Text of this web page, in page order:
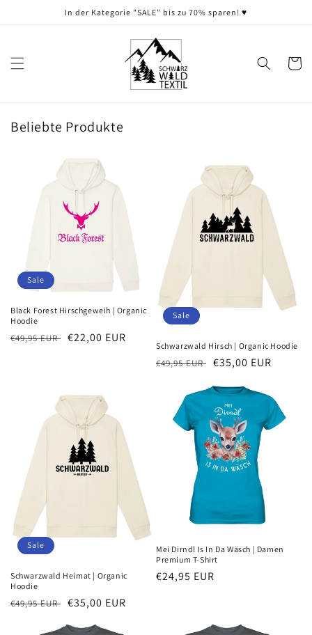
In der Kategorie "SALE" bis zu 70% sparen! ♥️
Beliebte Produkte
Sale
Black Forest Hirschgeweih | Organic
Hoodie
Normaler
€49,95 EUR Verkaufspreis
€22,00 EUR
Sale
Schwarzwald Hirsch | Organic Hoodie
Normaler
€49,95 EUR Verkaufspreis
€35,00 EUR
Sale
Schwarzwald Heimat | Organic
Hoodie
Normaler
€49,95 EUR Verkaufspreis
€35,00 EUR
Mei Dirndl Is In Da Wäsch | Damen
Premium T-Shirt
Normaler
€24,95 EUR